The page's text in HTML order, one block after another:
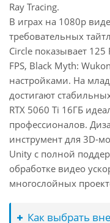
Ray Tracing.
В играх на 1080p
требовательных
Circle показывает
FPS, Black Myth:
настройками. На
достигают
RTX 5060 Ti 16ГБ
профессионалов.
инструмент для 3D-
Unity с полной
обработке видео
многослойных
Как выбрать